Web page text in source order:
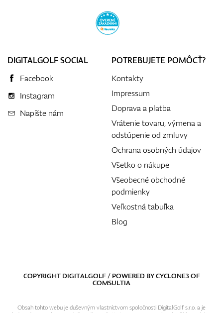
DIGITALGOLF SOCIAL
Facebook
Instagram
Napíšte nám
POTREBUJETE POMÔCŤ?
Kontakty
Impressum
Doprava a platba
Vrátenie tovaru, výmena a
odstúpenie od zmluvy
Ochrana osobných údajov
Všetko o nákupe
Všeobecné obchodné
podmienky
Veľkostná tabuľka
Blog
COPYRIGHT DIGITALGOLF / POWERED BYCYCLONE3OF
COMSULTIA
Obsah tohto webu je duševným vlastníctvom spoločnosti DigitalGolf s.r.o. a je